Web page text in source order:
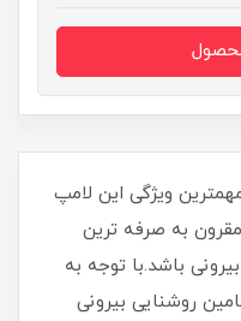
ویژگی این لامپ
به صرفه ترین
باشد.با توجه به
روشنایی بیرونی